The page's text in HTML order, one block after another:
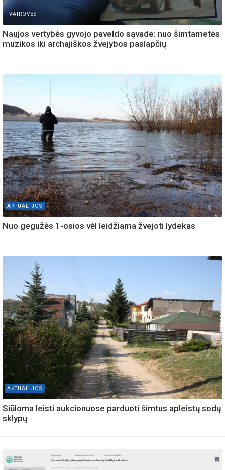
IVAIROVES
Naujos vertybės gyvojo paveldo sąvade: nuo šimtametės
muzikos iki archajiškos žvejybos paslapčių
AKTUALIJOS
Nuo gegužės 1-osios vėl leidžiama žvejoti lydekas
AKTUALIJOS
Siūloma leisti aukcionuose parduoti šimtus apleistų sodų
sklypų